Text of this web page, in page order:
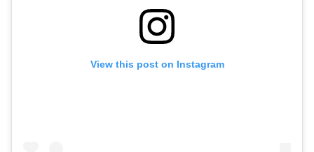
View this post on Instagram